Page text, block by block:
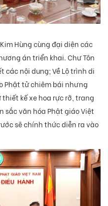
Hùng cùng đại diện các
án triển khai. Chư Tôn
nội dung; Về Lộ trình di
Phật tử chiêm bái nhưng
kế xe hoa rực rỡ, trang
sắc văn hóa Phật giáo Việt
sẽ chính thức diễn ra vào